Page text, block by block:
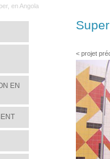
en Angola
EN
< projet